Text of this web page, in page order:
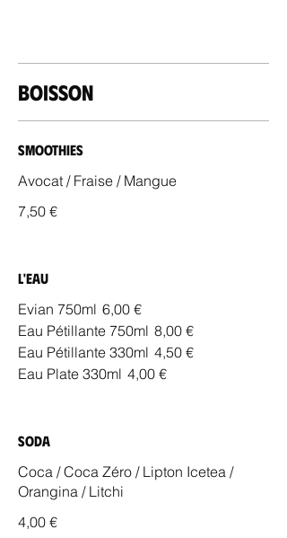
Boisson
Smoothies
Avocat / Fraise / Mangue
7,50 €
L'eau
Evian 750ml 6,00 €
Eau Pétillante 750ml 8,00 €
Eau Pétillante 330ml 4,50 €
Eau Plate 330ml 4,00 €
Soda
Coca / Coca Zéro / Lipton Icetea /
Orangina / Litchi
4,00 €